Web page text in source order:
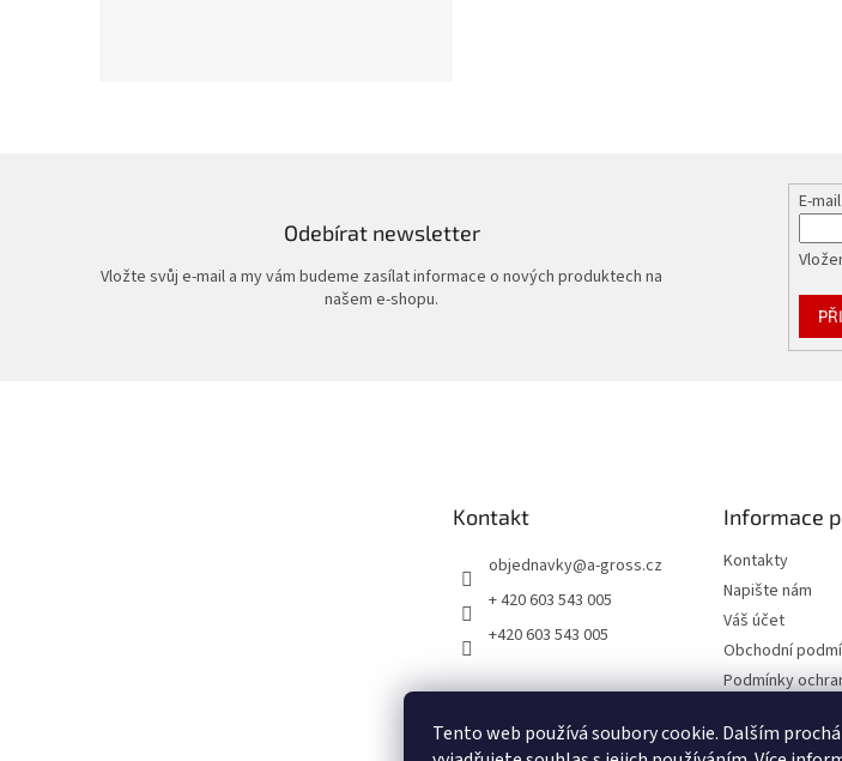
Tento web používá soubory cookie. Dalším
Odebírat newsletter
Vložte svůj e-mail a my vám budeme zasílat informace o nových produktech na
našem e-shopu.
E-mail
Kontakt
objednavky@a-gross.cz
+ 420 603 543 005
+420 603 543 005
Informace
Kontakty
Napište nám
Váš účet
Obchodní
Podmínky
Reklamace